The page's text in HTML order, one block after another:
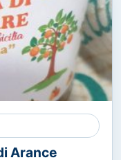
Arance